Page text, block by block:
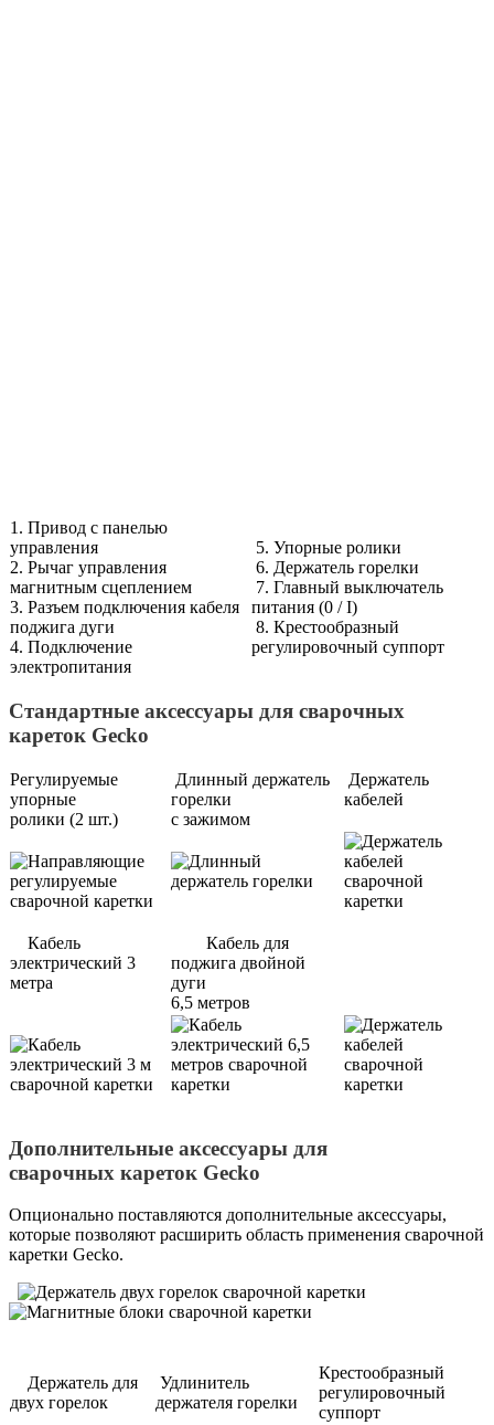
1. Привод с панелью
управления
2. Рычаг управления
магнитным сцеплением
3. Разъем подключения кабеля
поджига дуги
4. Подключение
электропитания
5. Упорные ролики
6. Держатель горелки
7. Главный выключатель
питания (0 / I)
8. Крестообразный
регулировочный суппорт
Стандартные аксессуары для сварочных
кареток Gecko
Регулируемые
упорные
ролики (2 шт.)
Длинный держатель
горелки
с зажимом
Держатель
кабелей
Кабель
электрический 3
метра
Кабель для
поджига двойной
дуги
6,5 метров
Дополнительные аксессуары для
сварочных кареток Gecko
Опционально поставляются дополнительные аксессуары,
которые позволяют расширить область применения сварочной
каретки Gecko.
Держатель для
двух горелок
Удлинитель
держателя горелки
Крестообразный
регулировочный
суппорт